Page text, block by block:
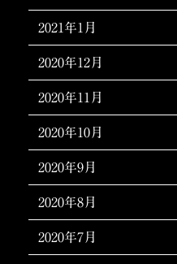
2021年1月
2020年12月
2020年11月
2020年10月
2020年9月
2020年8月
2020年7月